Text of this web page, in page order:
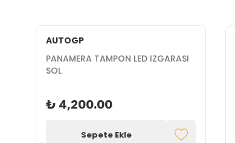
AUTOGP
PANAMERA TAMPON LED IZGARASI
SOL
₺ 4,200.00
Sepete Ekle